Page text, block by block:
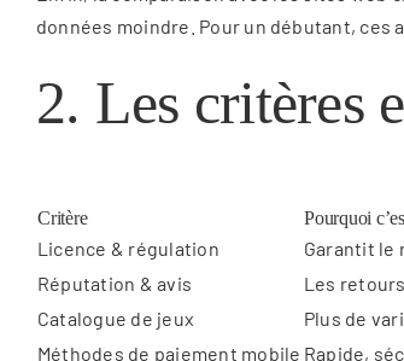
données moindre. Pour un débutant, ces
2. Les critères
Critère Pourquoi
Licence & régulation Garantit le
Réputation & avis
Les
Catalogue de jeux
Plus de
Méthodes de paiement mobile Rapide,